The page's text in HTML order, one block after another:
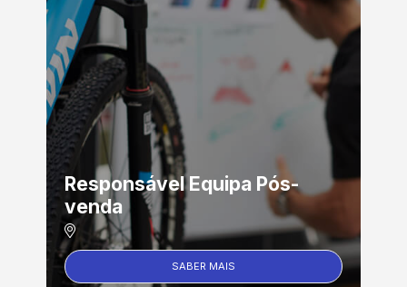
Responsável Equipa Pós-
venda
SABER MAIS